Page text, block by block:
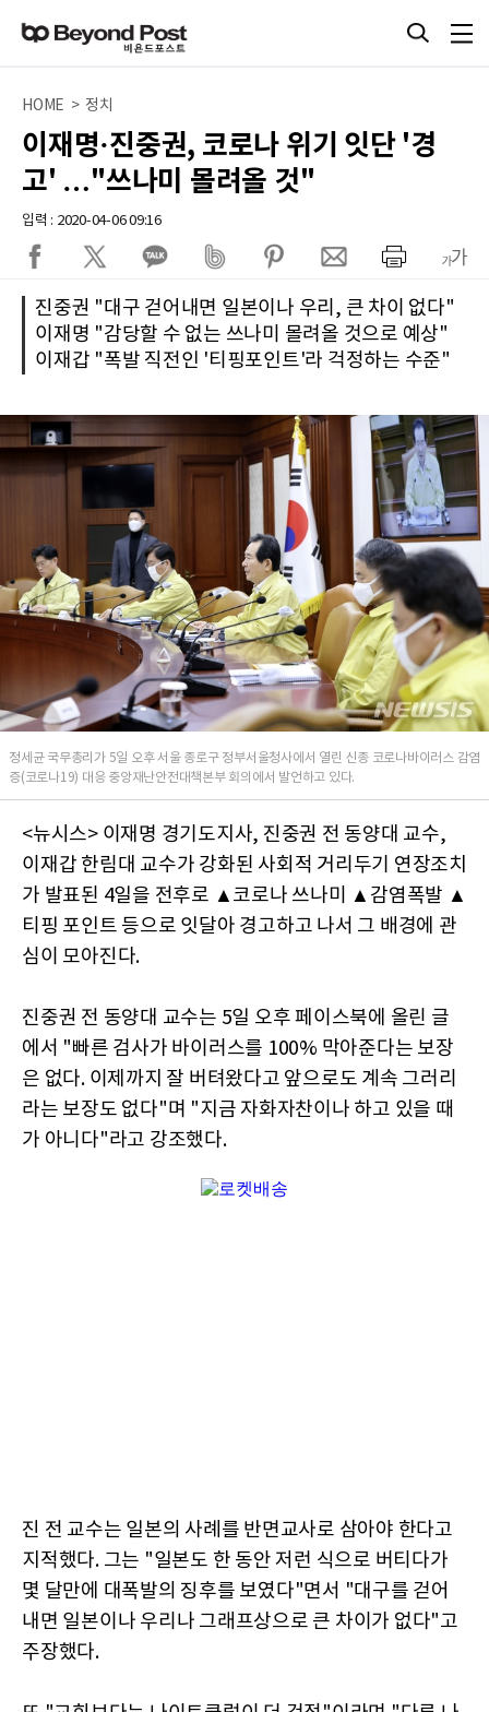
HOME > 정치
이재명·진중권, 코로나 위기 잇단 '경
고' …"쓰나미 몰려올 것"
입력 : 2020-04-06 09:16
진중권 "대구 걷어내면 일본이나 우리, 큰 차이 없다"
이재명 "감당할 수 없는 쓰나미 몰려올 것으로 예상"
이재갑 "폭발 직전인 '티핑포인트'라 걱정하는 수준"
정세균 국무총리가 5일 오후 서울 종로구 정부서울청사에서 열린 신종 코로나바이러스 감염
증(코로나19) 대응 중앙재난안전대책본부 회의에서 발언하고 있다.
<뉴시스> 이재명 경기도지사, 진중권 전 동양대 교수,
이재갑 한림대 교수가 강화된 사회적 거리두기 연장조치
가 발표된 4일을 전후로 ▲코로나 쓰나미 ▲감염폭발 ▲
티핑 포인트 등으로 잇달아 경고하고 나서 그 배경에 관
심이 모아진다.
진중권 전 동양대 교수는 5일 오후 페이스북에 올린 글
에서 "빠른 검사가 바이러스를 100% 막아준다는 보장
은 없다. 이제까지 잘 버텨왔다고 앞으로도 계속 그러리
라는 보장도 없다"며 "지금 자화자찬이나 하고 있을 때
가 아니다"라고 강조했다.
진 전 교수는 일본의 사례를 반면교사로 삼아야 한다고
지적했다. 그는 "일본도 한 동안 저런 식으로 버티다가
몇 달만에 대폭발의 징후를 보였다"면서 "대구를 걷어
내면 일본이나 우리나 그래프상으로 큰 차이가 없다"고
주장했다.